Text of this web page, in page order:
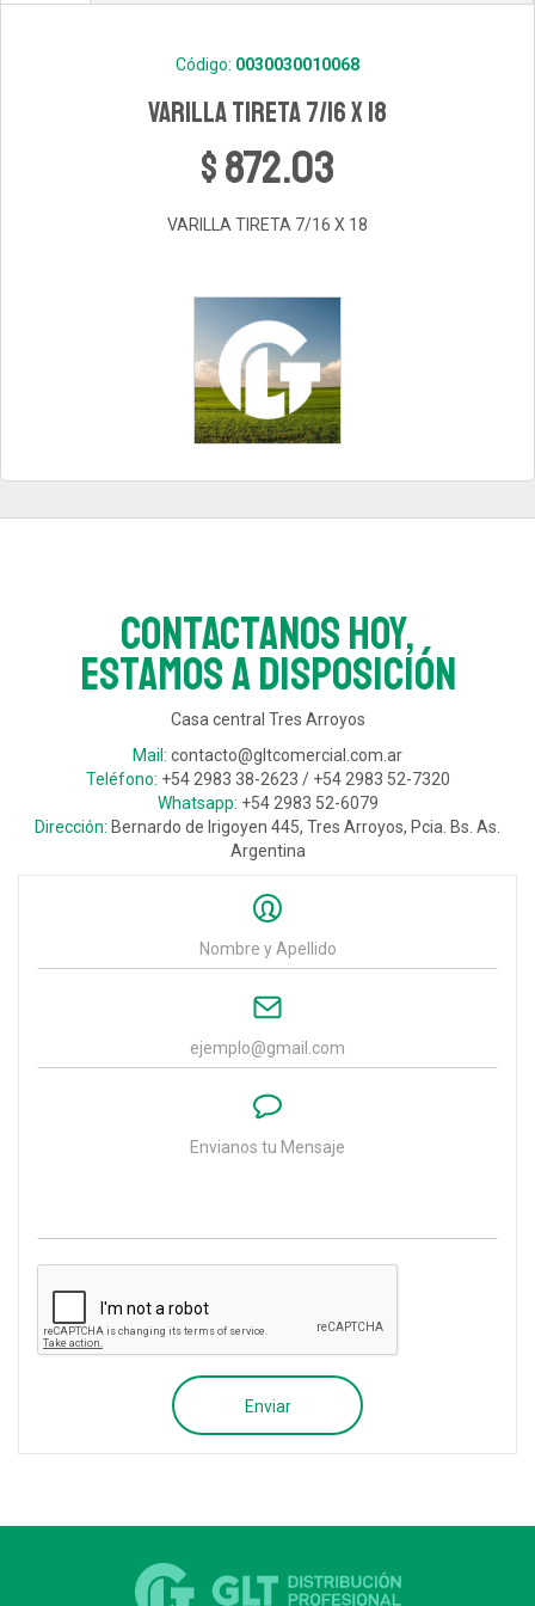
Código: 0030030010068
VARILLA TIRETA 7/16 X 18
$ 872.03
VARILLA TIRETA 7/16 X 18
Contactanos hoy,
estamos a disposición
Casa central Tres Arroyos
Mail: contacto@gltcomercial.com.ar
Teléfono: +54 2983 38-2623 / +54 2983 52-7320
Whatsapp: +54 2983 52-6079
Dirección: Bernardo de Irigoyen 445, Tres Arroyos, Pcia. Bs. As.
Argentina